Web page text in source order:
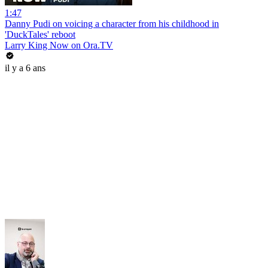
1:47
Danny Pudi on voicing a character from his childhood in
'DuckTales' reboot
Larry King Now on Ora.TV
il y a 6 ans